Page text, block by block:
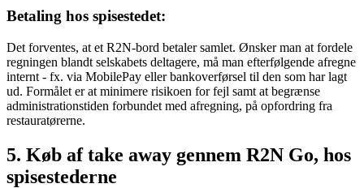
Betaling hos spisestedet:
Det forventes, at et R2N-bord betaler samlet. Ønsker man at fordele
regningen blandt selskabets deltagere, må man efterfølgende afregne
internt - fx. via MobilePay eller bankoverførsel til den som har lagt
ud. Formålet er at minimere risikoen for fejl samt at begrænse
administrationstiden forbundet med afregning, på opfordring fra
restauratørerne.
5. Køb af take away gennem R2N Go, hos
spisestederne